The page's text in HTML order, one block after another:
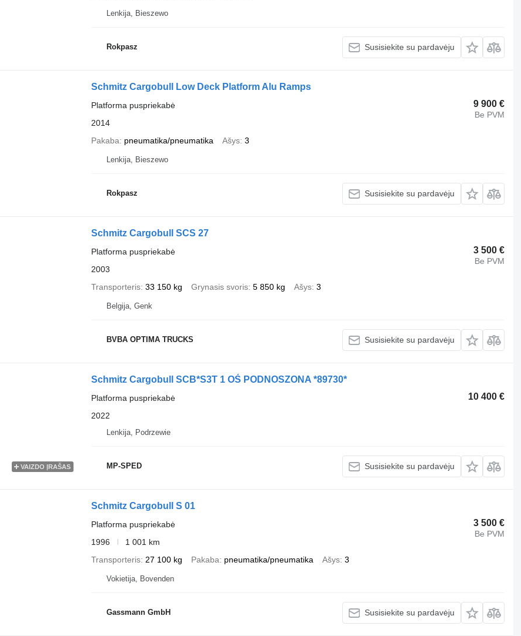
Lenkija, Bieszewo
Rokpasz Susisiekite su pardavėju
Schmitz Cargobull Low Deck Platform Alu Ramps
9 900 €
Be PVM
Platforma puspriekabė
2014
Pakaba
pneumatika/pneumatika Ašys 3
Lenkija, Bieszewo
Rokpasz Susisiekite su pardavėju
Schmitz Cargobull SCS 27
3 500 €
Be PVM
Platforma puspriekabė
2003
Transporteris 33 150 kg Grynasis svoris 5 850 kg Ašys 3
Belgija, Genk
BVBA OPTIMA TRUCKS Susisiekite su pardavėju
VAIZDO ĮRAŠAS
Schmitz Cargobull SCB*S3T 1 OŚ PODNOSZONA *89730*
10 400 €
Platforma puspriekabė
2022
Lenkija, Podrzewie
MP-SPED Susisiekite su pardavėju
Schmitz Cargobull S 01
3 500 €
Be PVM
Platforma puspriekabė
1996
1 001 km
Transporteris 27 100 kg Pakaba pneumatika/pneumatika Ašys 3
Vokietija, Bovenden
Gassmann GmbH Susisiekite su pardavėju